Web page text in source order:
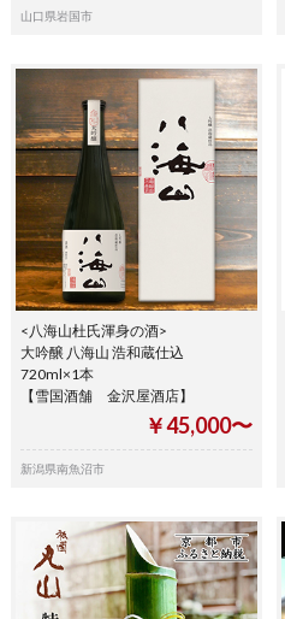
山口県岩国市
<八海山杜氏渾身の酒>
大吟醸 八海山 浩和蔵仕込
720ml×1本
【雪国酒舗 金沢屋酒店】
￥45,000〜
新潟県南魚沼市